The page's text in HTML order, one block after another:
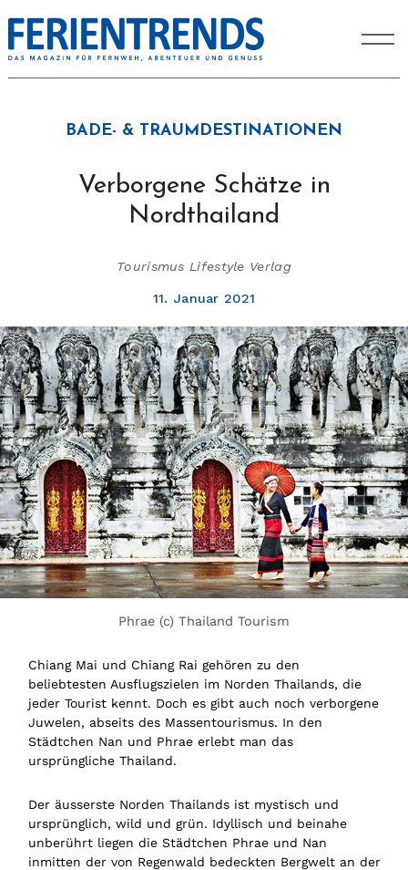
BADE- & TRAUMDESTINATIONEN
Verborgene Schätze in
Nordthailand
Tourismus Lifestyle Verlag
11. Januar 2021
Phrae (c) Thailand Tourism
Chiang Mai und Chiang Rai gehören zu den
beliebtesten Ausflugszielen im Norden Thailands, die
jeder Tourist kennt. Doch es gibt auch noch verborgene
Juwelen, abseits des Massentourismus. In den
Städtchen Nan und Phrae erlebt man das
ursprüngliche Thailand.
Der äusserste Norden Thailands ist mystisch und
ursprünglich, wild und grün. Idyllisch und beinahe
unberührt liegen die Städtchen Phrae und Nan
inmitten der von Regenwald bedeckten Bergwelt an der